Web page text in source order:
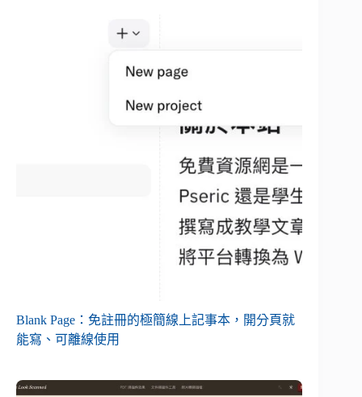
Blank Page：免註冊的極簡線上記事本，開分頁就
能寫、可離線使用